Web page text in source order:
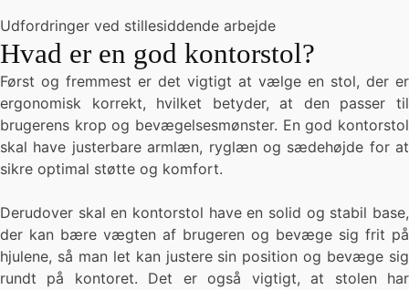
Udfordringer ved stillesiddende arbejde
Hvad er en god kontorstol?
Først og fremmest er det vigtigt at vælge en stol, der er
ergonomisk korrekt, hvilket betyder, at den passer til
brugerens krop og bevægelsesmønster. En god kontorstol
skal have justerbare armlæn, ryglæn og sædehøjde for at
sikre optimal støtte og komfort.
Derudover skal en kontorstol have en solid og stabil base,
der kan bære vægten af brugeren og bevæge sig frit på
hjulene, så man let kan justere sin position og bevæge sig
rundt på kontoret. Det er også vigtigt, at stolen har